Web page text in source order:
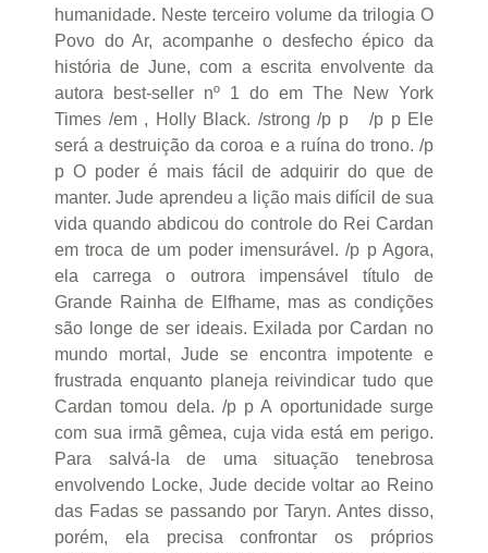
humanidade. Neste terceiro volume da trilogia O
Povo do Ar, acompanhe o desfecho épico da
história de June, com a escrita envolvente da
autora best-seller nº 1 do em The New York
Times /em , Holly Black. /strong /p p /p p Ele
será a destruição da coroa e a ruína do trono. /p
p O poder é mais fácil de adquirir do que de
manter. Jude aprendeu a lição mais difícil de sua
vida quando abdicou do controle do Rei Cardan
em troca de um poder imensurável. /p p Agora,
ela carrega o outrora impensável título de
Grande Rainha de Elfhame, mas as condições
são longe de ser ideais. Exilada por Cardan no
mundo mortal, Jude se encontra impotente e
frustrada enquanto planeja reivindicar tudo que
Cardan tomou dela. /p p A oportunidade surge
com sua irmã gêmea, cuja vida está em perigo.
Para salvá-la de uma situação tenebrosa
envolvendo Locke, Jude decide voltar ao Reino
das Fadas se passando por Taryn. Antes disso,
porém, ela precisa confrontar os próprios